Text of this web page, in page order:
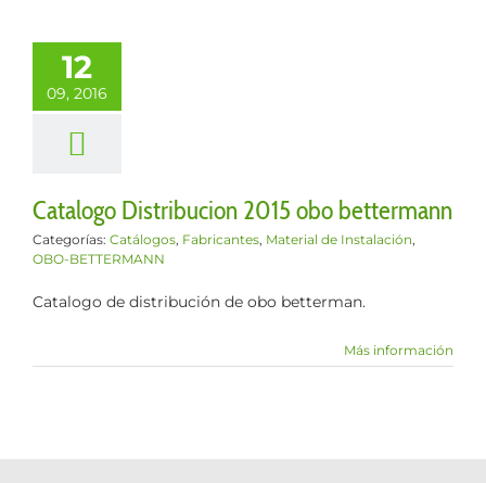
12
09, 2016
Catalogo Distribucion 2015 obo bettermann
Categorías: Catálogos, Fabricantes, Material de Instalación,
OBO-BETTERMANN
Catalogo de distribución de obo betterman.
Más información